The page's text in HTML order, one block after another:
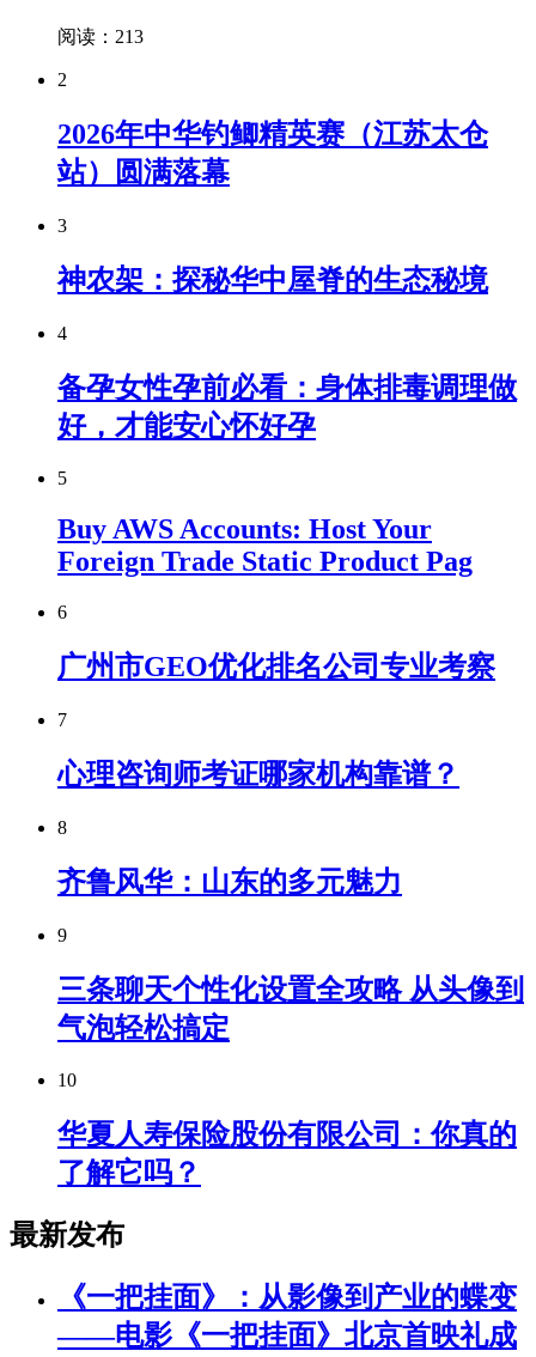
阅读：213
2
2026年中华钓鲫精英赛（江苏太仓
站）圆满落幕
3
神农架：探秘华中屋脊的生态秘境
4
备孕女性孕前必看：身体排毒调理做
好，才能安心怀好孕
5
Buy AWS Accounts: Host Your
Foreign Trade Static Product Pag
6
广州市GEO优化排名公司专业考察
7
心理咨询师考证哪家机构靠谱？
8
齐鲁风华：山东的多元魅力
9
三条聊天个性化设置全攻略 从头像到
气泡轻松搞定
10
华夏人寿保险股份有限公司：你真的
了解它吗？
最新发布
《一把挂面》：从影像到产业的蝶变
——电影《一把挂面》北京首映礼成